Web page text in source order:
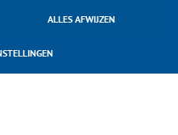
ALLES AFWIJZEN